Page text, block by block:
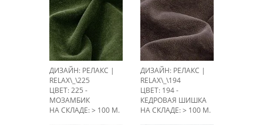
ДИЗАЙН: РЕЛАКС |
RELAX\_\225
ЦВЕТ: 225 -
МОЗАМБИК
НА СКЛАДЕ: > 100 М.
ДИЗАЙН: РЕЛАКС |
RELAX\_\194
ЦВЕТ: 194 -
КЕДРОВАЯ ШИШКА
НА СКЛАДЕ: > 100 М.